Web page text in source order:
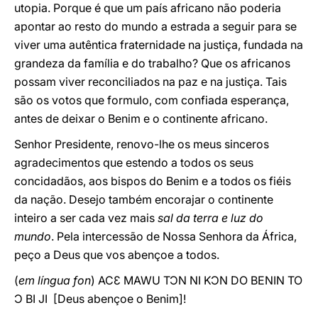
utopia. Porque é que um país africano não poderia
apontar ao resto do mundo a estrada a seguir para se
viver uma autêntica fraternidade na justiça, fundada na
grandeza da família e do trabalho? Que os africanos
possam viver reconciliados na paz e na justiça. Tais
são os votos que formulo, com confiada esperança,
antes de deixar o Benim e o continente africano.
Senhor Presidente, renovo-lhe os meus sinceros
agradecimentos que estendo a todos os seus
concidadãos, aos bispos do Benim e a todos os fiéis
da nação. Desejo também encorajar o continente
inteiro a ser cada vez mais sal da terra e luz do
mundo. Pela intercessão de Nossa Senhora da África,
peço a Deus que vos abençoe a todos.
(em língua fon) ACƐ MAWU TƆN NI KƆN DO BENIN TO
Ɔ BI JI [Deus abençoe o Benim]!